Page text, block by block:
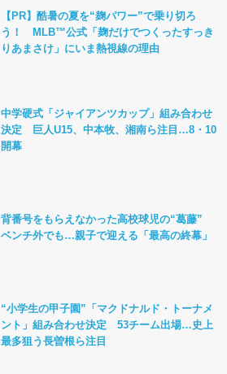
【PR】酷暑の夏を“麹パワー”で乗り切ろ
う！ MLB™公式「麹だけでつくったすっき
りあまさけ」にいま熱視線の理由
中学硬式「ジャイアンツカップ」組み合わせ
決定 巨人U15、中本牧、湘南ら注目…8・10
開幕
背番号をもらえなかった高校球児の“葛藤”
ベンチ外でも…親子で迎える「最高の終幕」
“小学生の甲子園”「マクドナルド・トーナメ
ント」組み合わせ決定 53チーム出場…史上
最多狙う長曽根ら注目